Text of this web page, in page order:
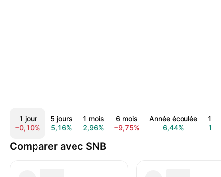
1 jour
−0,10%
5 jours
5,16%
1 mois
2,96%
6 mois
−9,75%
Année écoulée
6,44%
1
Comparer avec SNB